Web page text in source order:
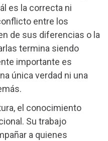
es la correcta ni
entre los
de sus diferencias o la
termina siendo
importante es
única verdad ni una
el conocimiento
Su trabajo
a quienes